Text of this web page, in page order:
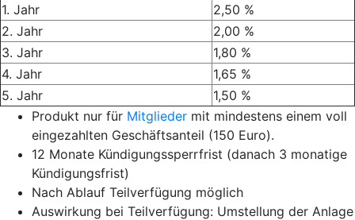
1. Jahr
2,50 %
2. Jahr
2,00 %
3. Jahr
1,80 %
4. Jahr
1,65 %
5. Jahr
1,50 %
Produkt nur für Mitglieder mit mindestens einem voll
eingezahlten Geschäftsanteil (150 Euro).
12 Monate Kündigungssperrfrist (danach 3 monatige
Kündigungsfrist)
Nach Ablauf Teilverfügung möglich
Auswirkung bei Teilverfügung: Umstellung der Anlage